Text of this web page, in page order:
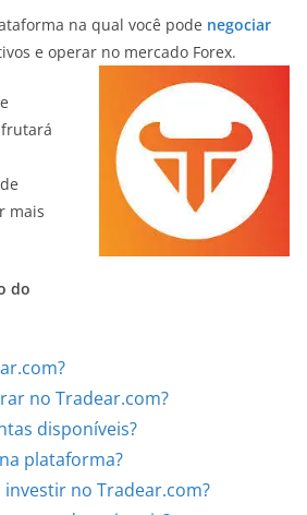
na qual você pode negociar
e operar no mercado Forex.
mais
do
no Tradear.com?
disponíveis?
plataforma?
no Tradear.com?